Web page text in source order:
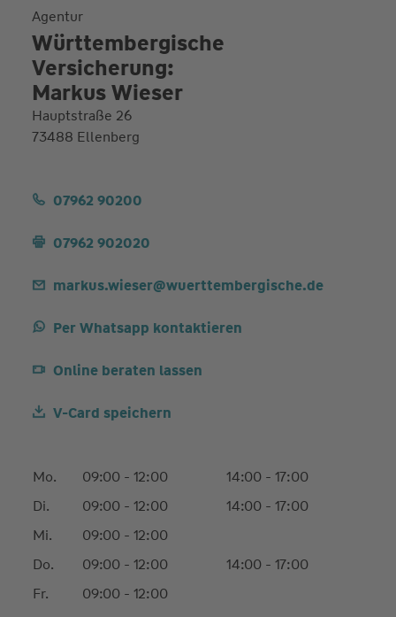
Agentur
Württembergische
Versicherung:
Markus Wieser
Hauptstraße 26
73488 Ellenberg
07962 90200
07962 902020
markus.wieser@wuerttembergische.de
Per Whatsapp kontaktieren
Online beraten lassen
V-Card speichern
Mo. 09:00 - 12:00
14:00 - 17:00
Di.
09:00 - 12:00
14:00 - 17:00
Mi.
09:00 - 12:00
Do.
09:00 - 12:00
14:00 - 17:00
Fr.
09:00 - 12:00